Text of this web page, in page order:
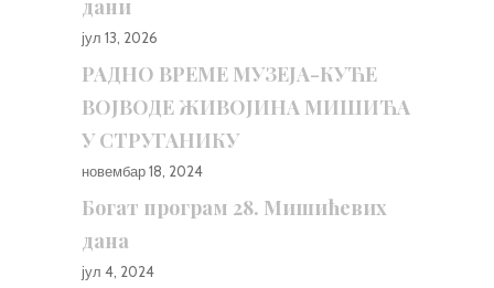
дани
јул 13, 2026
РАДНО ВРЕМЕ МУЗЕЈА-КУЋЕ
ВОЈВОДЕ ЖИВОЈИНА МИШИЋА
У СТРУГАНИКУ
новембар 18, 2024
Богат програм 28. Мишићевих
дана
јул 4, 2024